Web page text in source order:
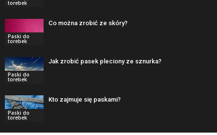
torebek
Paski do
torebek
Co można zrobić ze skóry?
Paski do
torebek
Jak zrobić pasek pleciony ze sznurka?
Paski do
torebek
Kto zajmuje się paskami?